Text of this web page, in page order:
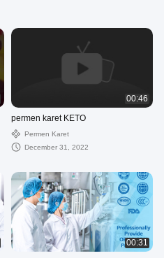
00:46
permen karet KETO
Permen Karet
December 31, 2022
00:31